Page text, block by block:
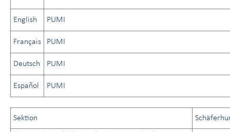
English PUMI
Français PUMI
Deutsch PUMI
Español PUMI
Sektion